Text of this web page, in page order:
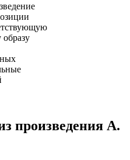
образу
произведения А.